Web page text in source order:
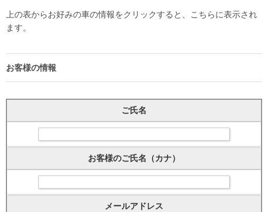
上の表からお好みの車の情報をクリックすると、こちらに表示され
ます。
お客様の情報
ご氏名
お客様のご氏名（カナ）
メールアドレス